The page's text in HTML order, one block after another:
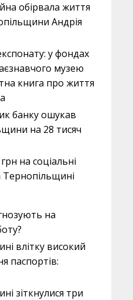
обірвала життя
Андрія
у фондах
музею
книга про життя
банку ошукав
на 28 тисяч
на соціальні
Тернопільщині
на
влітку високий
паспортів:
зіткнулися три